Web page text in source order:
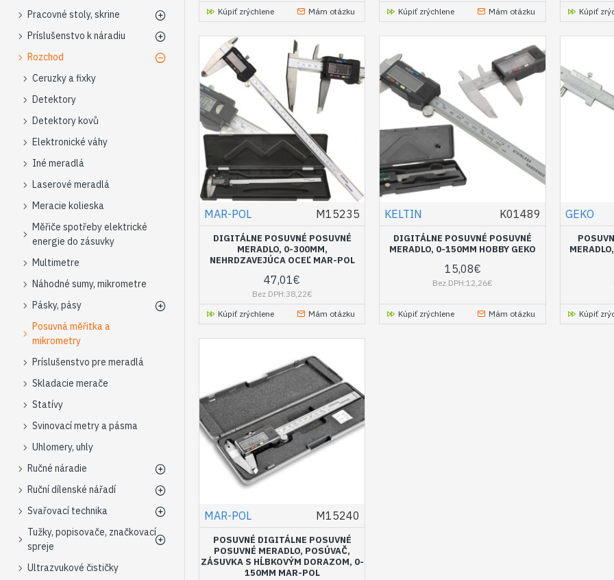
Pracovné stoly, skrine
Príslušenstvo k náradiu
Rozchod
Ceruzky a fixky
Detektory
Detektory kovů
Elektronické váhy
Iné meradlá
Laserové meradlá
Meracie kolieska
Měřiče spotřeby elektrické
energie do zásuvky
Multimetre
Náhodné sumy, mikrometre
Pásky, pásy
Posuvná měřitka a
mikrometry
Príslušenstvo pre meradlá
Skladacie merače
Statívy
Svinovací metry a pásma
Uhlomery, uhly
Ručné náradie
Ruční dílenské nářadí
Svařovací technika
Tužky, popisovače, značkovací
spreje
Ultrazvukové čističky
Kúpiť zrýchlene
Mám otázku
Kúpiť zrýchlene
Mám otázku Kúpiť
MAR-POL M15235
DIGITÁLNE POSUVNÉ POSUVNÉ
MERADLO, 0-300MM,
NEHRDZAVEJÚCA OCEĽ MAR-POL
47,01€
Bez DPH:38,22€
Kúpiť zrýchlene
Mám otázku
KELTIN K01489
DIGITÁLNE POSUVNÉ POSUVNÉ
MERADLO, 0-150MM HOBBY GEKO
15,08€
Bez DPH:12,26€
Kúpiť zrýchlene Mám otázku
GEKO
Kúpiť
MAR-POL M15240
POSUVNÉ DIGITÁLNE POSUVNÉ
POSUVNÉ MERADLO, POSÚVAČ,
ZÁSUVKA S HĹBKOVÝM DORAZOM, 0-
150MM MAR-POL